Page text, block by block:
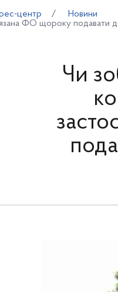
центр
Новини
ФО щороку подавати
Чи